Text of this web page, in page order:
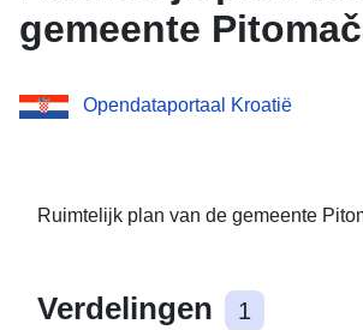
gemeente
Opendataportaal Kroatië
Ruimtelijk plan van de gemeente
Verdelingen 1